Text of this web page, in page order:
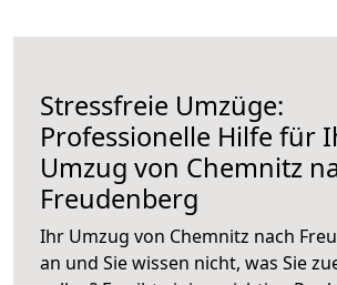
Stressfreie Umzüge:
Professionelle Hilfe für
Umzug von Chemnitz
Freudenberg
Ihr Umzug von Chemnitz nach
an und Sie wissen nicht, was Sie